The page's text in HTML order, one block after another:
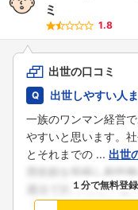
ミ
1.8
出世の口コミ
出世しやすい人
一族のワンマン経営
やすいと思います。
とそれまでの ... 出世
１分で無料登